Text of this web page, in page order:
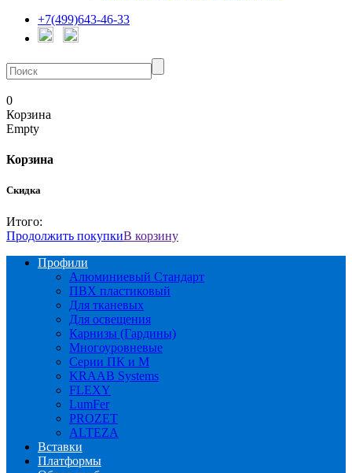
+7(499)643-46-33
0
Корзина
Empty
Корзина
Скидка
Итого:
Продолжить покупкиВ корзину
Профили
Алюминиевый Стандарт
ПВХ пластиковый
Для тканевых
Для освещения
Карнизы (Гардины)
Многоуровневые
Серии ПК и М
KRAAB Systems
FLEXY
LumFer
PROZET
ALTEZA
Вставки
Платформы